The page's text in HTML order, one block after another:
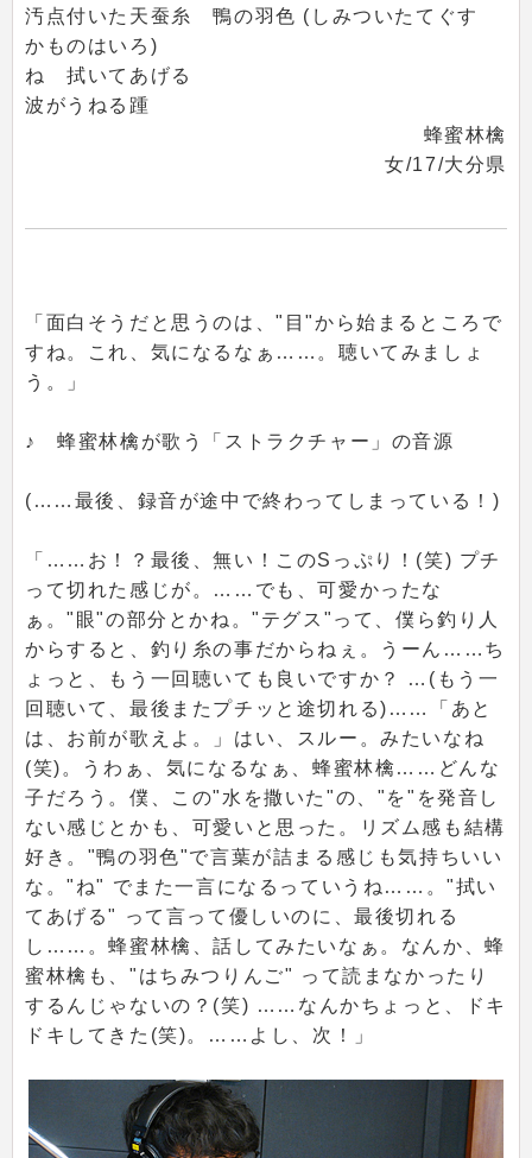
汚点付いた天蚕糸 鴨の羽色 (しみついたてぐす
かものはいろ)
ね 拭いてあげる
波がうねる踵
蜂蜜林檎
女/17/大分県
「面白そうだと思うのは、"目"から始まるところで
すね。これ、気になるなぁ……。聴いてみましょ
う。」
♪ 蜂蜜林檎が歌う「ストラクチャー」の音源
(……最後、録音が途中で終わってしまっている！)
「……お！？最後、無い！このSっぷり！(笑) プチ
って切れた感じが。……でも、可愛かったな
ぁ。"眼"の部分とかね。"テグス"って、僕ら釣り人
からすると、釣り糸の事だからねぇ。うーん……ち
ょっと、もう一回聴いても良いですか？ …(もう一
回聴いて、最後またプチッと途切れる)……「あと
は、お前が歌えよ。」はい、スルー。みたいなね
(笑)。うわぁ、気になるなぁ、蜂蜜林檎……どんな
子だろう。僕、この"水を撒いた"の、"を"を発音し
ない感じとかも、可愛いと思った。リズム感も結構
好き。"鴨の羽色"で言葉が詰まる感じも気持ちいい
な。"ね" でまた一言になるっていうね……。"拭い
てあげる" って言って優しいのに、最後切れる
し……。蜂蜜林檎、話してみたいなぁ。なんか、蜂
蜜林檎も、"はちみつりんご" って読まなかったり
するんじゃないの？(笑) ……なんかちょっと、ドキ
ドキしてきた(笑)。……よし、次！」